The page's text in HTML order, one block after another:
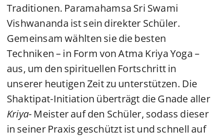
Traditionen. Paramahamsa Sri Swami
Vishwananda ist sein direkter Schüler.
Gemeinsam wählten sie die besten
Techniken – in Form von Atma Kriya Yoga –
aus, um den spirituellen Fortschritt in
unserer heutigen Zeit zu unterstützen. Die
Shaktipat-Initiation überträgt die Gnade aller
Kriya- Meister auf den Schüler, sodass dieser
in seiner Praxis geschützt ist und schnell auf